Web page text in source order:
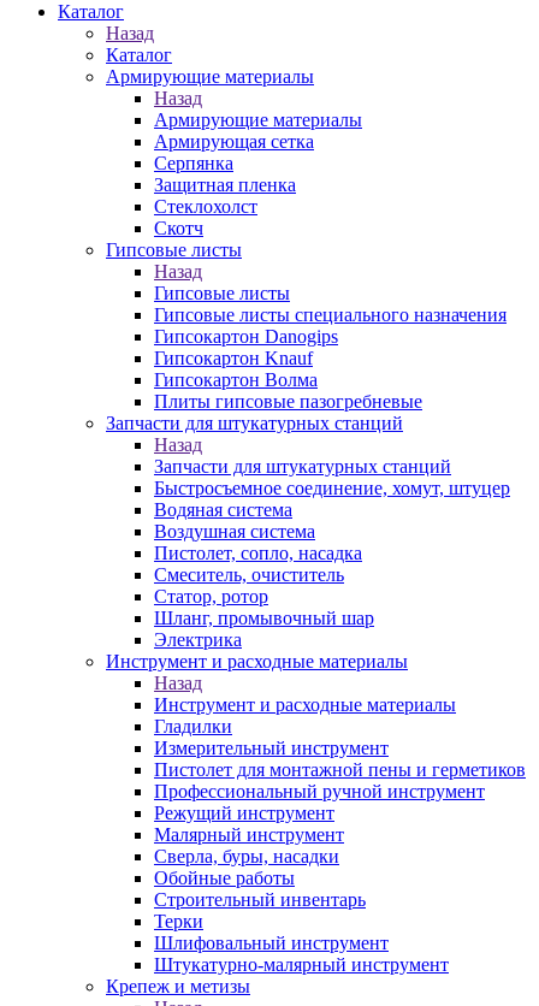
Каталог
Назад
Каталог
Армирующие материалы
Назад
Армирующие материалы
Армирующая сетка
Серпянка
Защитная пленка
Стеклохолст
Скотч
Гипсовые листы
Назад
Гипсовые листы
Гипсовые листы специального назначения
Гипсокартон Danogips
Гипсокартон Knauf
Гипсокартон Волма
Плиты гипсовые пазогребневые
Запчасти для штукатурных станций
Назад
Запчасти для штукатурных станций
Быстросъемное соединение, хомут, штуцер
Водяная система
Воздушная система
Пистолет, сопло, насадка
Смеситель, очиститель
Статор, ротор
Шланг, промывочный шар
Электрика
Инструмент и расходные материалы
Назад
Инструмент и расходные материалы
Гладилки
Измерительный инструмент
Пистолет для монтажной пены и герметиков
Профессиональный ручной инструмент
Режущий инструмент
Малярный инструмент
Сверла, буры, насадки
Обойные работы
Строительный инвентарь
Терки
Шлифовальный инструмент
Штукатурно-малярный инструмент
Крепеж и метизы